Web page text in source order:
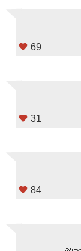
69
31
84